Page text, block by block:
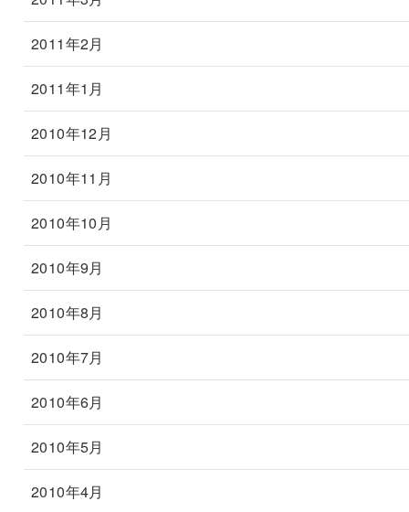
2011年2月
2011年1月
2010年12月
2010年11月
2010年10月
2010年9月
2010年8月
2010年7月
2010年6月
2010年5月
2010年4月